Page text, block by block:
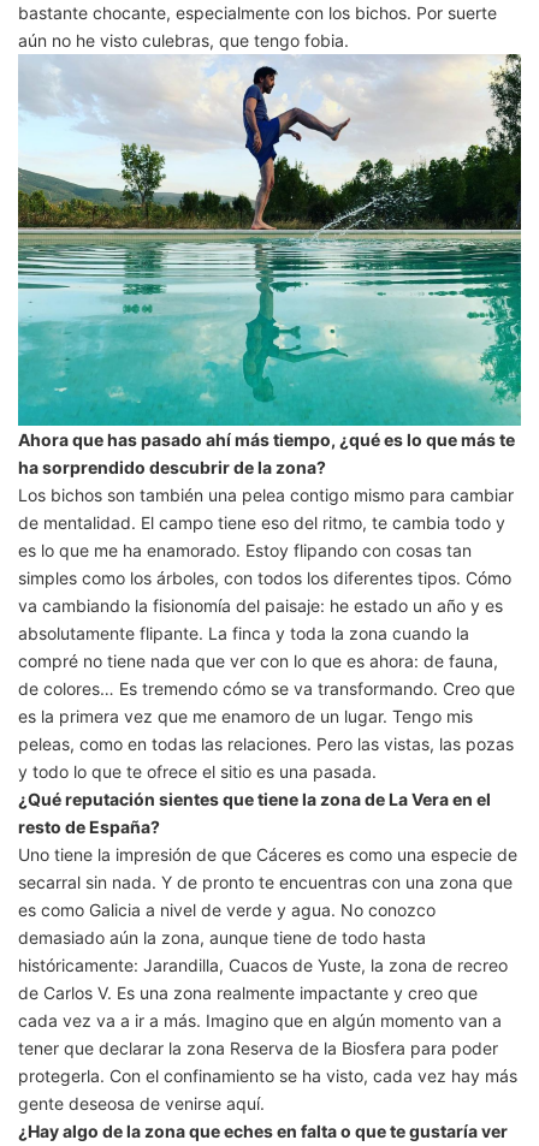
bastante chocante, especialmente con los bichos. Por suerte
aún no he visto culebras, que tengo fobia.
Ahora que has pasado ahí más tiempo, ¿qué es lo que más te
ha sorprendido descubrir de la zona?
Los bichos son también una pelea contigo mismo para cambiar
de mentalidad. El campo tiene eso del ritmo, te cambia todo y
es lo que me ha enamorado. Estoy flipando con cosas tan
simples como los árboles, con todos los diferentes tipos. Cómo
va cambiando la fisionomía del paisaje: he estado un año y es
absolutamente flipante. La finca y toda la zona cuando la
compré no tiene nada que ver con lo que es ahora: de fauna,
de colores… Es tremendo cómo se va transformando. Creo que
es la primera vez que me enamoro de un lugar. Tengo mis
peleas, como en todas las relaciones. Pero las vistas, las pozas
y todo lo que te ofrece el sitio es una pasada.
¿Qué reputación sientes que tiene la zona de La Vera en el
resto de España?
Uno tiene la impresión de que Cáceres es como una especie de
secarral sin nada. Y de pronto te encuentras con una zona que
es como Galicia a nivel de verde y agua. No conozco
demasiado aún la zona, aunque tiene de todo hasta
históricamente: Jarandilla, Cuacos de Yuste, la zona de recreo
de Carlos V. Es una zona realmente impactante y creo que
cada vez va a ir a más. Imagino que en algún momento van a
tener que declarar la zona Reserva de la Biosfera para poder
protegerla. Con el confinamiento se ha visto, cada vez hay más
gente deseosa de venirse aquí.
¿Hay algo de la zona que eches en falta o que te gustaría ver